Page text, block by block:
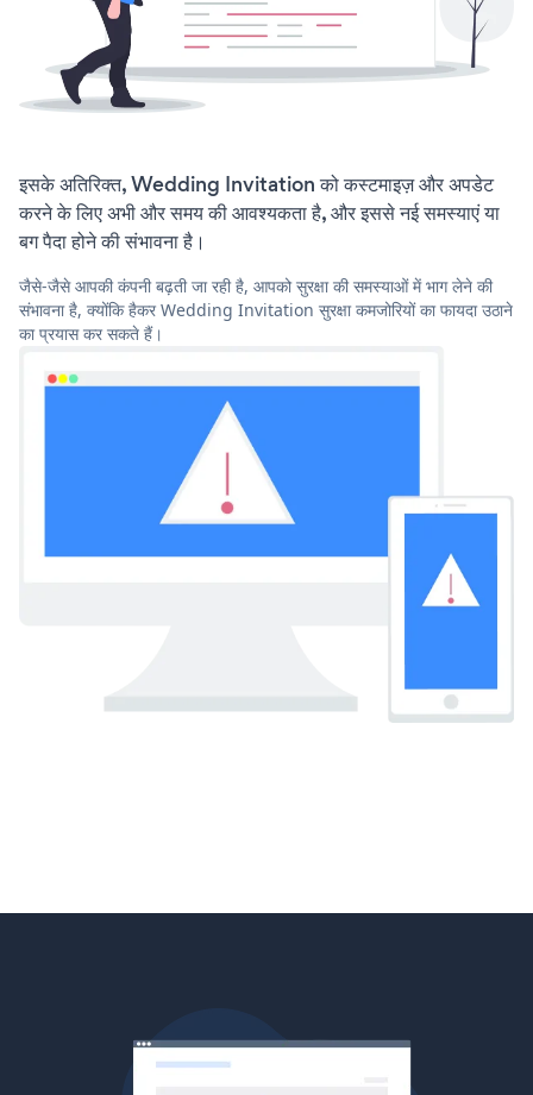
इसके अतिरिक्त, Wedding Invitation को कस्टमाइज़ और अपडेट
करने के लिए अभी और समय की आवश्यकता है, और इससे नई समस्याएं या
बग पैदा होने की संभावना है।
जैसे-जैसे आपकी कंपनी बढ़ती जा रही है, आपको सुरक्षा की समस्याओं में भाग लेने की
संभावना है, क्योंकि हैकर Wedding Invitation सुरक्षा कमजोरियों का फायदा उठाने
का प्रयास कर सकते हैं।